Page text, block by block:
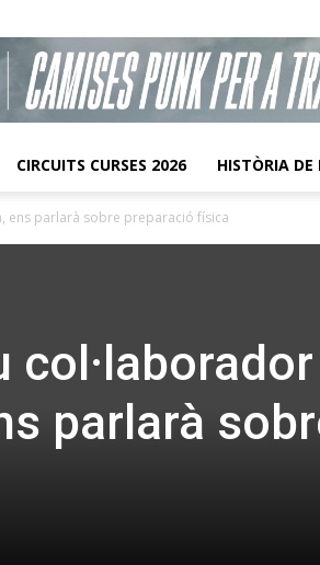
CIRCUITS CURSES 2026 HISTÒRIA DE
ens parlarà sobre preparació física
parlarà